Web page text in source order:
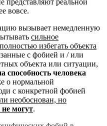
представляют реальной
вовсе.
вызывает немедленную
сильное
полностью избегать объекта
с фобией и / или
объекта или ситуации,
способность человека
о нормальной
с конкретной фобией
необоснован, но
не могут.